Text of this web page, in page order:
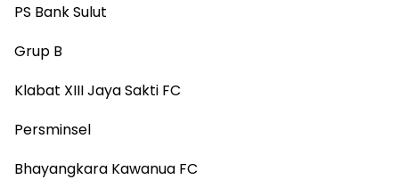
PS Bank Sulut
Grup B
Klabat XIII Jaya Sakti FC
Persminsel
Bhayangkara Kawanua FC